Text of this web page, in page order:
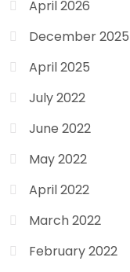
April 2026
December 2025
April 2025
July 2022
June 2022
May 2022
April 2022
March 2022
February 2022